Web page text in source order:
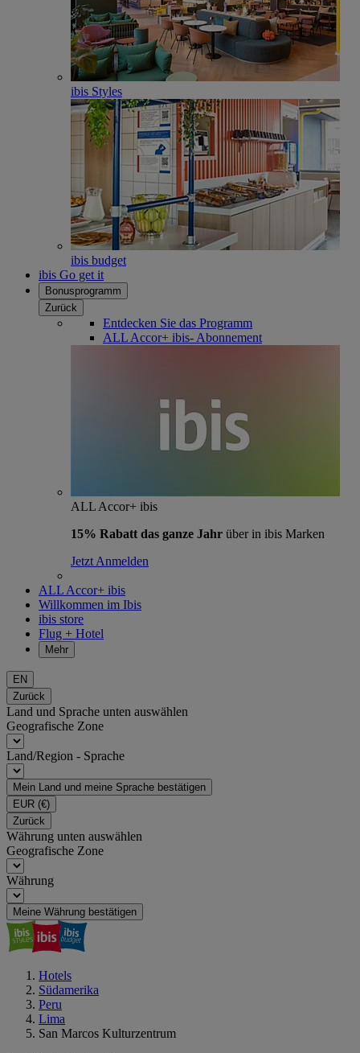
ibis Styles
ibis budget
ibis Go get it
Bonusprogramm
Zurück
Entdecken Sie das Programm
ALL Accor+ ibis- Abonnement
ALL Accor+ ibis
15% Rabatt das ganze Jahr über in ibis Marken
Jetzt Anmelden
ALL Accor+ ibis
Willkommen im Ibis
ibis store
Flug + Hotel
Mehr
EN
Zurück
Land und Sprache unten auswählen
Geografische Zone
Land/Region - Sprache
Mein Land und meine Sprache bestätigen
EUR (€)
Zurück
Währung unten auswählen
Geografische Zone
Währung
Meine Währung bestätigen
Hotels
Südamerika
Peru
Lima
San Marcos Kulturzentrum